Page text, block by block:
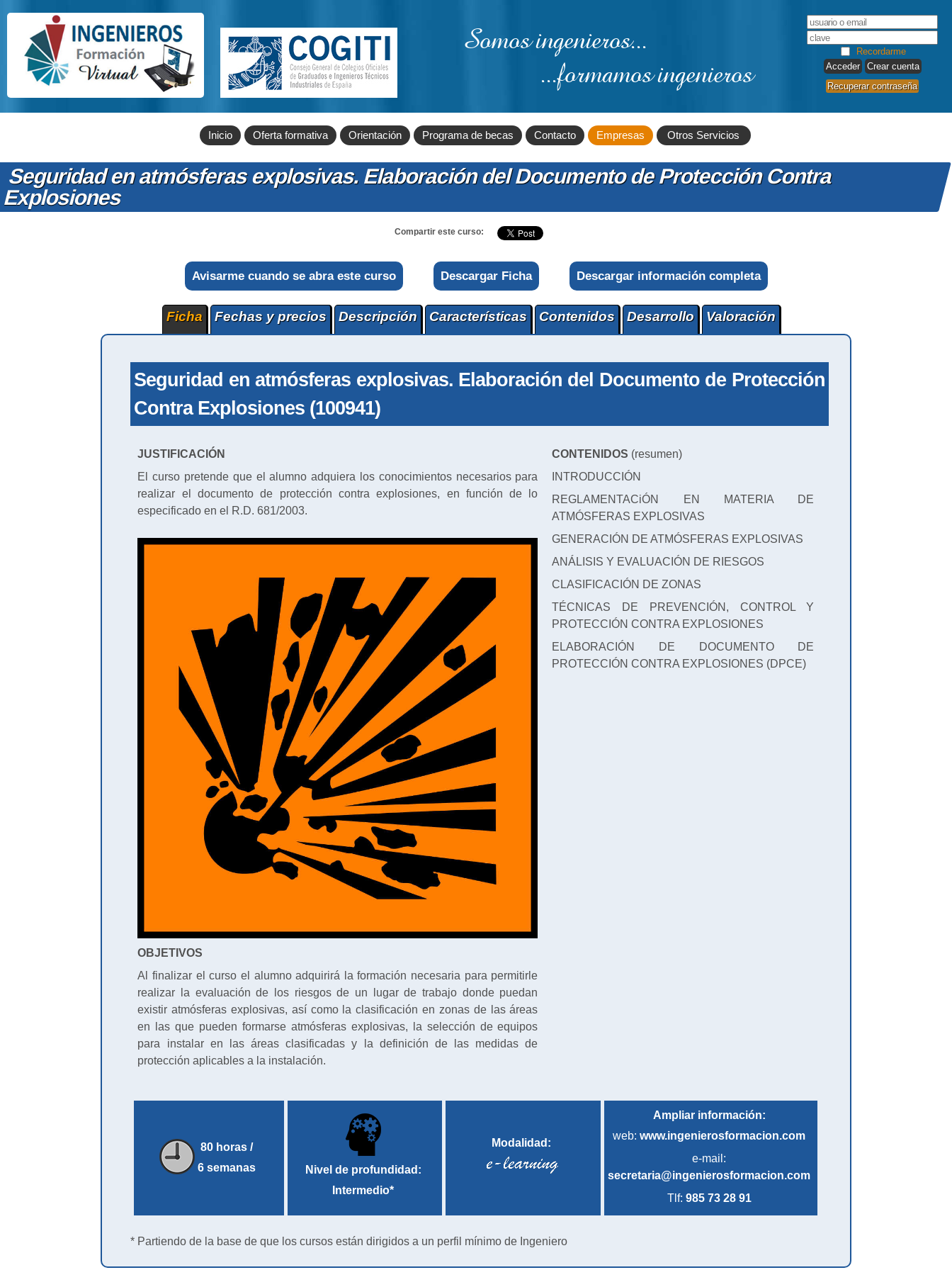
Somos ingenieros...
...formamos ingenieros
Recordarme
Crear cuenta
Recuperar contraseña
Inicio Oferta formativa Orientación Programa de becas Contacto Empresas Otros Servicios
Seguridad en atmósferas explosivas. Elaboración del Documento de Protección Contra
Explosiones
Compartir este curso:
Avisarme cuando se abra este curso Descargar Ficha Descargar información completa
Ficha Fechas y precios Descripción Características Contenidos Desarrollo Valoración
Seguridad en atmósferas explosivas. Elaboración del Documento de Protección
Contra Explosiones (100941)
JUSTIFICACIÓN
El curso pretende que el alumno adquiera los conocimientos necesarios para
realizar el documento de protección contra explosiones, en función de lo
especificado en el R.D. 681/2003.
OBJETIVOS
Al finalizar el curso el alumno adquirirá la formación necesaria para permitirle
realizar la evaluación de los riesgos de un lugar de trabajo donde puedan
existir atmósferas explosivas, así como la clasificación en zonas de las áreas
en las que pueden formarse atmósferas explosivas, la selección de equipos
para instalar en las áreas clasificadas y la definición de las medidas de
protección aplicables a la instalación.
CONTENIDOS (resumen)
INTRODUCCIÓN
REGLAMENTACiÓN EN MATERIA DE
ATMÓSFERAS EXPLOSIVAS
GENERACIÓN DE ATMÓSFERAS EXPLOSIVAS
ANÁLISIS Y EVALUACIÓN DE RIESGOS
CLASIFICACIÓN DE ZONAS
TÉCNICAS DE PREVENCIÓN, CONTROL Y
PROTECCIÓN CONTRA EXPLOSIONES
ELABORACIÓN DE DOCUMENTO DE
PROTECCIÓN CONTRA EXPLOSIONES (DPCE)
80 horas /
6 semanas
Nivel de profundidad:
Intermedio*
Modalidad:
Ampliar información:
web:www.ingenierosformacion.com
e-mail:
secretaria@ingenierosformacion.com
Tlf: 985 73 28 91
* Partiendo de la base de que los cursos están dirigidos a un perfil mínimo de Ingeniero